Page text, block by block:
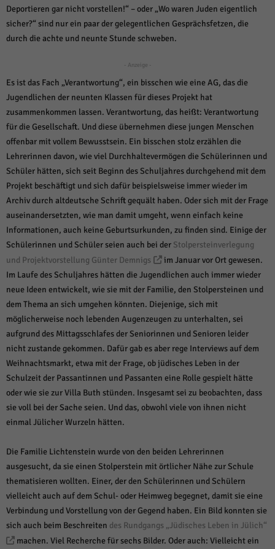
Deportieren gar nicht vorstellen!“ – oder „Wo waren Juden eigentlich
sicher?“ sind nur ein paar der gelegentlichen Gesprächsfetzen, die
durch die achte und neunte Stunde schweben.
- Anzeige -
Es ist das Fach „Verantwortung“, ein bisschen wie eine AG, das die
Jugendlichen der neunten Klassen für dieses Projekt hat
zusammenkommen lassen. Verantwortung, das heißt: Verantwortung
für die Gesellschaft. Und diese übernehmen diese jungen Menschen
offenbar mit vollem Bewusstsein. Ein bisschen stolz erzählen die
Lehrerinnen davon, wie viel Durchhaltevermögen die Schülerinnen und
Schüler hätten, sich seit Beginn des Schuljahres durchgehend mit dem
Projekt beschäftigt und sich dafür beispielsweise immer wieder im
Archiv durch altdeutsche Schrift gequält haben. Oder sich mit der Frage
auseinandersetzten, wie man damit umgeht, wenn einfach keine
Informationen, auch keine Geburtsurkunden, zu finden sind. Einige der
Schülerinnen und Schüler seien auch bei der Stolpersteinverlegung
und Projektvorstellung Günter Demnigs
im Januar vor Ort gewesen.
Im Laufe des Schuljahres hätten die Jugendlichen auch immer wieder
neue Ideen entwickelt, wie sie mit der Familie, den Stolpersteinen und
dem Thema an sich umgehen könnten. Diejenige, sich mit
möglicherweise noch lebenden Augenzeugen zu unterhalten, sei
aufgrund des Mittagsschlafes der Seniorinnen und Senioren leider
nicht zustande gekommen. Dafür gab es aber rege Interviews auf dem
Weihnachtsmarkt, etwa mit der Frage, ob jüdisches Leben in der
Schulzeit der Passantinnen und Passanten eine Rolle gespielt hätte
oder wie sie zur Villa Buth stünden. Insgesamt sei zu beobachten, dass
sie voll bei der Sache seien. Und das, obwohl viele von ihnen nicht
einmal Jülicher Wurzeln hätten.
Die Familie Lichtenstein wurde von den beiden Lehrerinnen
ausgesucht, da sie einen Stolperstein mit örtlicher Nähe zur Schule
thematisieren wollten. Einer, der den Schülerinnen und Schülern
vielleicht auch auf dem Schul- oder Heimweg begegnet, damit sie eine
Verbindung und Vorstellung von der Gegend haben. Ein Bild konnten sie
sich auch beim Beschreiten des Rundgangs „Jüdisches Leben in Jülich“
machen. Viel Recherche für sechs Bilder. Oder auch: Vielleicht ein
Externe Medien (6)
Inhalte von Videoplattformen und Social-Media-Plattformen werden
Cookie-Informationen anzeigen
Datenschutzerklärung